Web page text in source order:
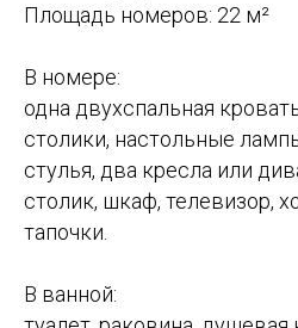
Площадь номеров: 22 м²
В номере:
одна двухспальная
столики, настольные
стулья, два кресла или
столик, шкаф, телевизор,
тапочки.
В ванной: